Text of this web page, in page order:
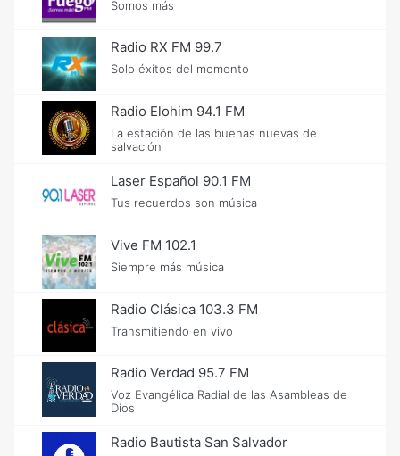
Somos más
Radio RX FM 99.7
Solo éxitos del momento
Radio Elohim 94.1 FM
La estación de las buenas nuevas de
salvación
Laser Español 90.1 FM
Tus recuerdos son música
Vive FM 102.1
Siempre más música
Radio Clásica 103.3 FM
Transmitiendo en vivo
Radio Verdad 95.7 FM
Voz Evangélica Radial de las Asambleas de
Dios
Radio Bautista San Salvador